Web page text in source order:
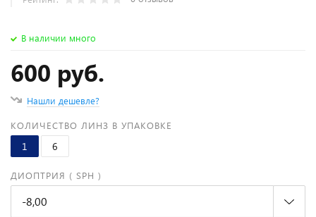
В наличии много
600 руб.
Нашли дешевле?
КОЛИЧЕСТВО ЛИНЗ В УПАКОВКЕ
1 6
ДИОПТРИЯ ( SPH )
-8,00